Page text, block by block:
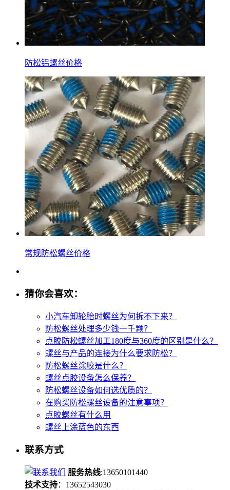
防松铝螺丝价格
常规防松螺丝价格
猜你会喜欢：
小汽车卸轮胎时螺丝为何拆不下来？
防松螺丝处理多少钱一千颗？
点胶防松螺丝加工180度与360度的区别是什么？
螺丝与产品的连接为什么要求防松？
防松螺丝涂胶是什么？
螺丝点胶设备怎么保养？
防松螺丝设备如何选优质的？
在购买防松螺丝设备的注意事项？
点胶螺丝有什么用
螺丝上涂蓝色的东西
联系方式
服务热线:13650101440
技术支持：13652543030